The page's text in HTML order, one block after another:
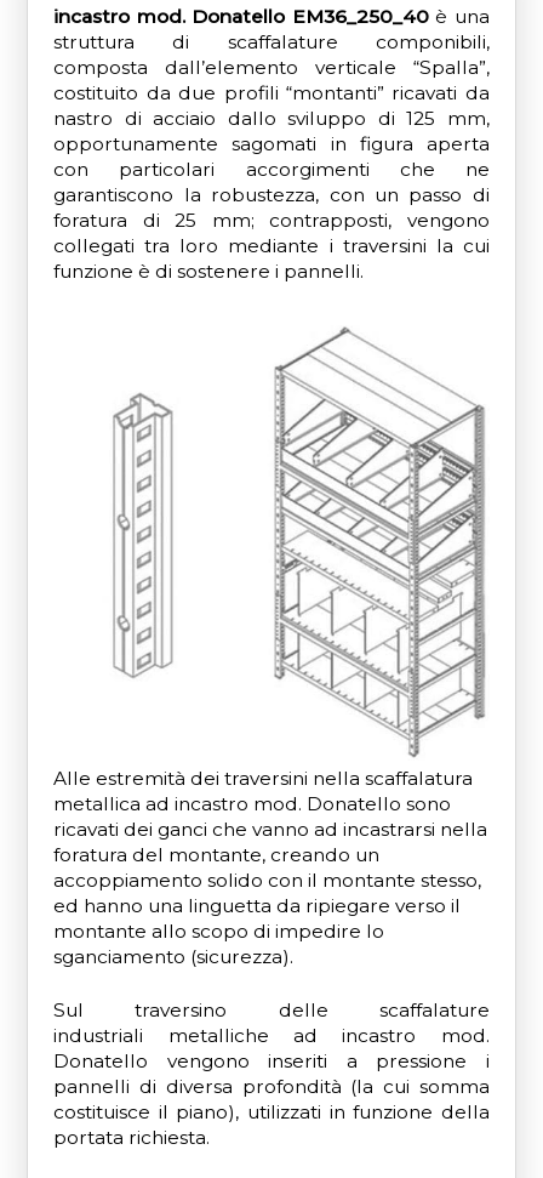
incastro mod. Donatello EM36_250_40è una
struttura di scaffalature componibili,
composta dall’elemento verticale “Spalla”,
costituito da due profili “montanti” ricavati da
nastro di acciaio dallo sviluppo di 125 mm,
opportunamente sagomati in figura aperta
con particolari accorgimenti che ne
garantiscono la robustezza, con un passo di
foratura di 25 mm; contrapposti, vengono
collegati tra loro mediante i traversini la cui
funzione è di sostenere i pannelli.
Alle estremità dei traversini nella scaffalatura
metallica ad incastro mod. Donatello sono
ricavati dei ganci che vanno ad incastrarsi nella
foratura del montante, creando un
accoppiamento solido con il montante stesso,
ed hanno una linguetta da ripiegare verso il
montante allo scopo di impedire lo
sganciamento (sicurezza).
Sul traversino delle scaffalature
industriali metalliche ad incastro mod.
Donatello vengono inseriti a pressione i
pannelli di diversa profondità (la cui somma
costituisce il piano), utilizzati in funzione della
portata richiesta.